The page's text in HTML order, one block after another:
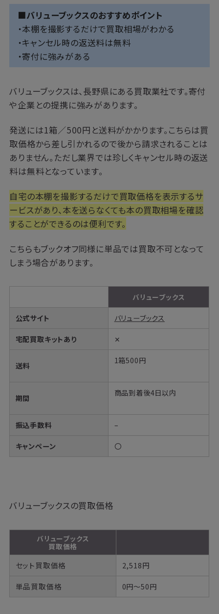
■バリューブックスのおすすめポイント
・本棚を撮影するだけで買取相場がわかる
・キャンセル時の返送料は無料
・寄付に強みがある
バリューブックスは、長野県にある買取業社です。寄付
や企業との提携に強みがあります。
発送には1箱／500円と送料がかかります。こちらは買
取価格から差し引かれるので後から請求されることは
ありません。ただし業界では珍しくキャンセル時の返送
料は無料となっています。
自宅の本棚を撮影するだけで買取価格を表示するサ
ービスがあり、本を送らなくても本の買取相場を確認
することができるのは便利です。
こちらもブックオフ同様に単品では買取不可となって
しまう場合があります。
バリューブックス
公式サイト バリューブックス
宅配買取キットあり ✕
送料
1箱500円
期間
商品到着後4日以内
振込手数料 –
キャンペーン 〇
バリューブックスの買取価格
バリューブックス
買取価格
セット買取価格 2,518円
単品買取価格 0円～50円